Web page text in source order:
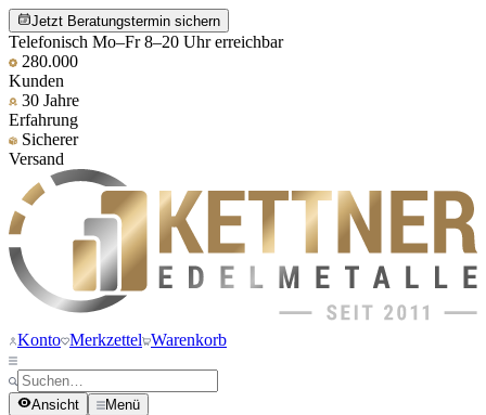
Jetzt Beratungstermin sichern
Telefonisch Mo–Fr 8–20 Uhr erreichbar
280.000
Kunden
30 Jahre
Erfahrung
Sicherer
Versand
Konto Merkzettel Warenkorb
Ansicht Menü